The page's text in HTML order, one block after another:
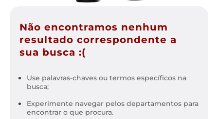
Não encontramos nenhum
resultado correspondente a
sua busca :(
Use palavras-chaves ou termos específicos na
busca;
Experimente navegar pelos departamentos para
encontrar o que procura.